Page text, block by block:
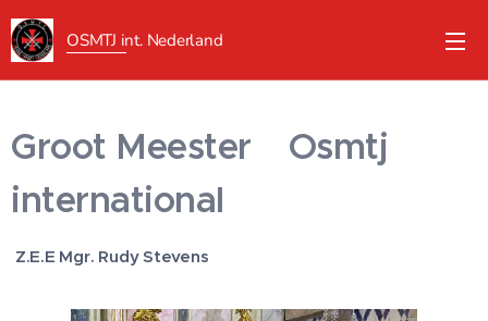
OSMTJ int. Nederland
Groot Meester Osmtj
international
Z.E.E Mgr. Rudy Stevens